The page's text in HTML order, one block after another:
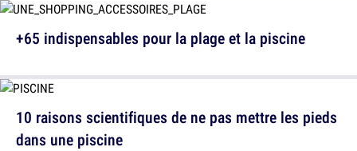
+65 indispensables pour la plage et la piscine
10 raisons scientifiques de ne pas mettre les pieds
dans une piscine